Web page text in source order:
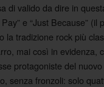
di valido da dire in
Pay” e “Just Because”
la tradizione rock più
mai così in evidenza,
protagoniste del
senza fronzoli: solo